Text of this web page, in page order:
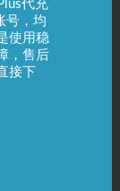
代充
号，均
使用稳
，售后
接下